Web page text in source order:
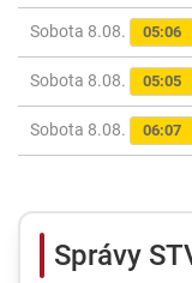
Sobota 8.08. 05:06
Sobota 8.08. 05:05
Sobota 8.08. 06:07
Správy